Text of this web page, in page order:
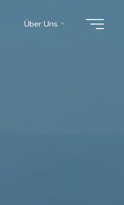
Über Uns